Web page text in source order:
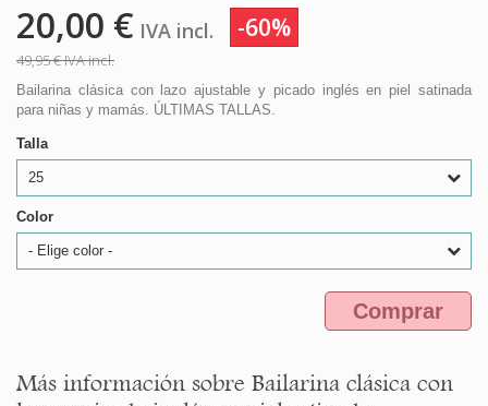
20,00 € IVA incl. -60%
49,95 €IVA incl.
Bailarina clásica con lazo ajustable y picado inglés en piel satinada
para niñas y mamás. ÚLTIMAS TALLAS.
Talla
25
Color
- Elige color -
Comprar
Más información sobre Bailarina clásica con